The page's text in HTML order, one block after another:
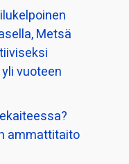
Metsä
vuoteen
ammattitaito